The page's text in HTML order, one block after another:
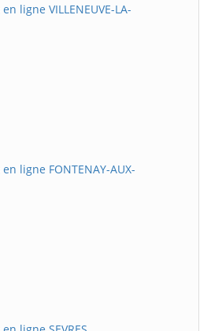
ligne VILLENEUVE-LA-
ligne FONTENAY-AUX-